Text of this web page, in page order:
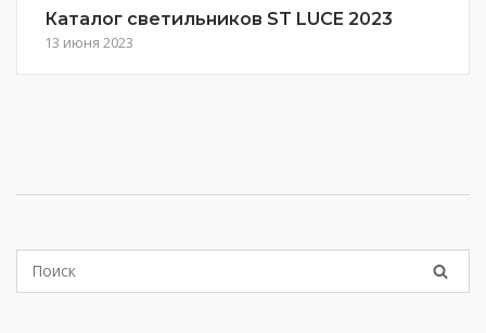
Каталог светильников ST LUCE 2023
13 июня 2023